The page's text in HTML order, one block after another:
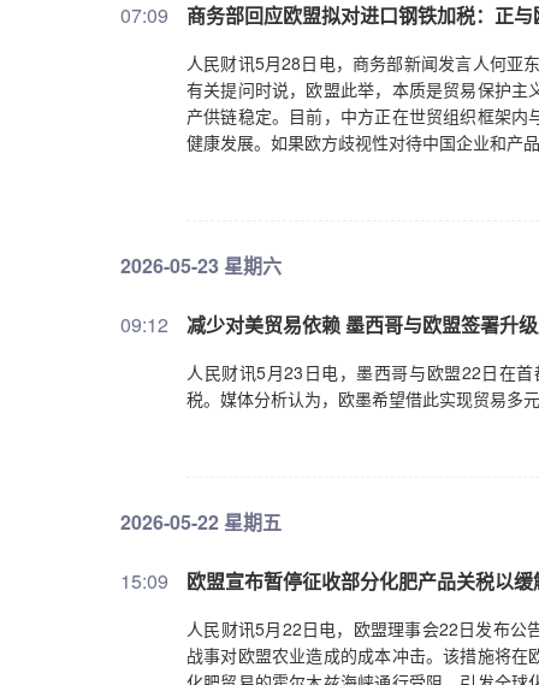
07:09 商务部回应欧盟拟对进口钢铁加税：正
人民财讯5月28日电，商务部新闻发言人何亚
有关提问时说，欧盟此举，本质是贸易保护
产供链稳定。目前，中方正在世贸组织框架
健康发展。如果欧方歧视性对待中国企业和产
2026-05-23 星期六
09:12 减少对美贸易依赖 墨西哥与欧盟签署升
人民财讯5月23日电，墨西哥与欧盟22日在
税。媒体分析认为，欧墨希望借此实现贸易多
2026-05-22 星期五
15:09 欧盟宣布暂停征收部分化肥产品关税以
人民财讯5月22日电，欧盟理事会22日发布公
战事对欧盟农业造成的成本冲击。该措施将